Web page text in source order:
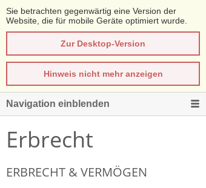
Sie betrachten gegenwärtig eine Version der
Website, die für mobile Geräte optimiert wurde.
Zur Desktop-Version
Hinweis nicht mehr anzeigen
Navigation einblenden
Erbrecht
ERBRECHT & VERMÖGEN